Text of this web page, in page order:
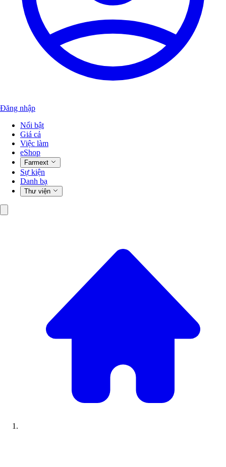
Đăng nhập
Nổi bật
Giá cả
Việc làm
eShop
Farmext
Sự kiện
Danh bạ
Thư viện